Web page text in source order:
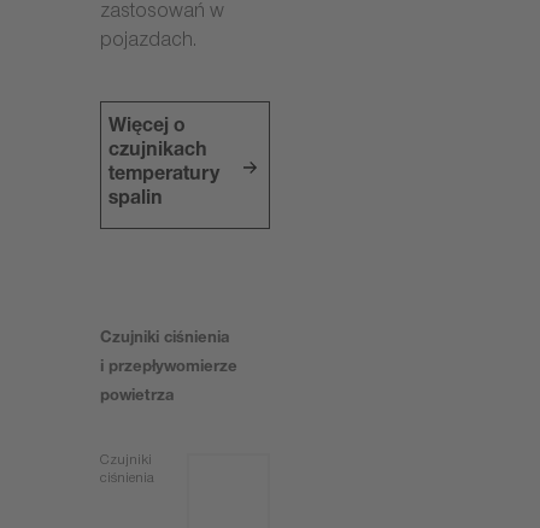
zastosowań w
pojazdach.
Więcej o
czujnikach
temperatury
spalin
Czujniki ciśnienia
i przepływomierze
powietrza
Czujniki
ciśnienia